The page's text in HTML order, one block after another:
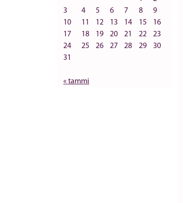
3
4 5 6 7 8
9
10
11 12 13 14 15
16
17
18 19 20 21 22
23
24
25 26 27 28 29
30
31
« tammi